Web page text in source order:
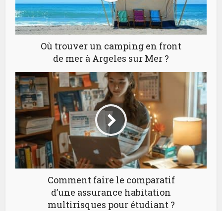
Où trouver un camping en front
de mer à Argeles sur Mer ?
Comment faire le comparatif
d’une assurance habitation
multirisques pour étudiant ?